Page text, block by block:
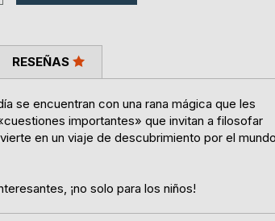
se encuentran con una rana mágica que les
importantes» que invitan a filosofar
en un viaje de descubrimiento por el
¡no solo para los niños!
RESEÑAS